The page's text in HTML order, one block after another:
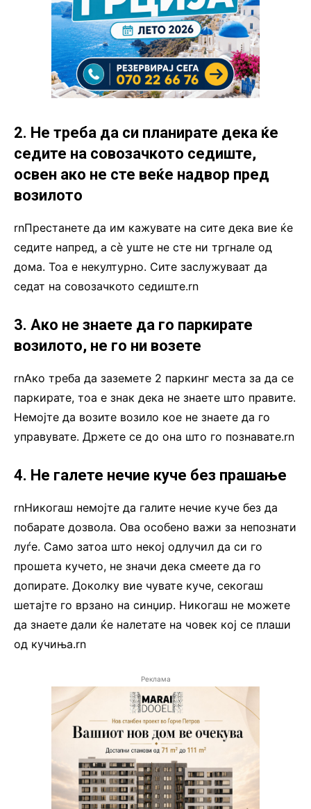
2. Не треба да си планирате дека ќе
седите на совозачкото седиште,
освен ако не сте веќе надвор пред
возилото
rnПрестанете да им кажувате на сите дека вие ќе
седите напред, а сѐ уште не сте ни тргнале од
дома. Тоа е некултурно. Сите заслужуваат да
седат на совозачкото седиште.rn
3. Ако не знаете да го паркирате
возилото, не го ни возете
rnАко треба да заземете 2 паркинг места за да се
паркирате, тоа е знак дека не знаете што правите.
Немојте да возите возило кое не знаете да го
управувате. Држете се до она што го познавате.rn
4. Не галете нечие куче без прашање
rnНикогаш немојте да галите нечие куче без да
побарате дозвола. Ова особено важи за непознати
луѓе. Само затоа што некој одлучил да си го
прошета кучето, не значи дека смеете да го
допирате. Доколку вие чувате куче, секогаш
шетајте го врзано на синџир. Никогаш не можете
да знаете дали ќе налетате на човек кој се плаши
од кучиња.rn
Реклама